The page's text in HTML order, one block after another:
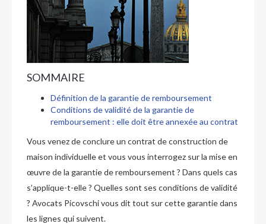
SOMMAIRE
Définition de la garantie de remboursement
Conditions de validité de la garantie de
remboursement : elle doit être annexée au contrat
Vous venez de conclure un contrat de construction de
maison individuelle et vous vous interrogez sur la mise en
œuvre de la garantie de remboursement ? Dans quels cas
s’applique-t-elle ? Quelles sont ses conditions de validité
? Avocats Picovschi vous dit tout sur cette garantie dans
les lignes qui suivent.